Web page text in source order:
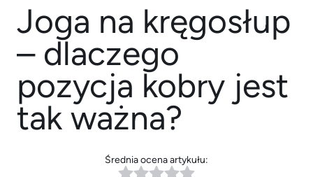
Joga na kręgosłup
– dlaczego
pozycja kobry jest
tak ważna?
Średnia ocena artykułu: